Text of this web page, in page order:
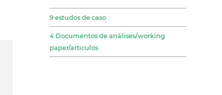
9 estudos de caso
4 Documentos de análises/working
paper/articulos